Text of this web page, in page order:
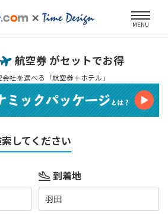
MENU
航空券 がセットでお得
社を選べる「航空券＋ホテル」
してください
到着地
羽田